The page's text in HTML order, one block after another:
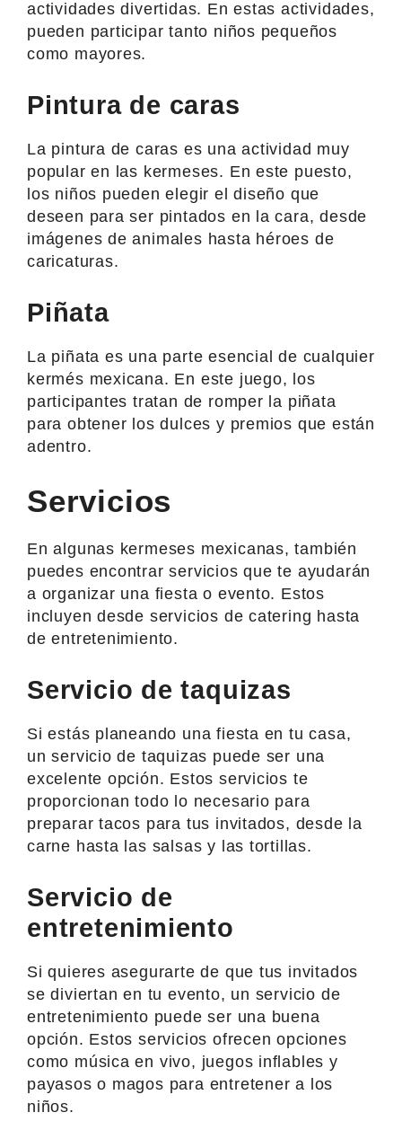
actividades divertidas. En estas actividades,
pueden participar tanto niños pequeños
como mayores.
Pintura de caras
La pintura de caras es una actividad muy
popular en las kermeses. En este puesto,
los niños pueden elegir el diseño que
deseen para ser pintados en la cara, desde
imágenes de animales hasta héroes de
caricaturas.
Piñata
La piñata es una parte esencial de cualquier
kermés mexicana. En este juego, los
participantes tratan de romper la piñata
para obtener los dulces y premios que están
adentro.
Servicios
En algunas kermeses mexicanas, también
puedes encontrar servicios que te ayudarán
a organizar una fiesta o evento. Estos
incluyen desde servicios de catering hasta
de entretenimiento.
Servicio de taquizas
Si estás planeando una fiesta en tu casa,
un servicio de taquizas puede ser una
excelente opción. Estos servicios te
proporcionan todo lo necesario para
preparar tacos para tus invitados, desde la
carne hasta las salsas y las tortillas.
Servicio de
entretenimiento
Si quieres asegurarte de que tus invitados
se diviertan en tu evento, un servicio de
entretenimiento puede ser una buena
opción. Estos servicios ofrecen opciones
como música en vivo, juegos inflables y
payasos o magos para entretener a los
niños.